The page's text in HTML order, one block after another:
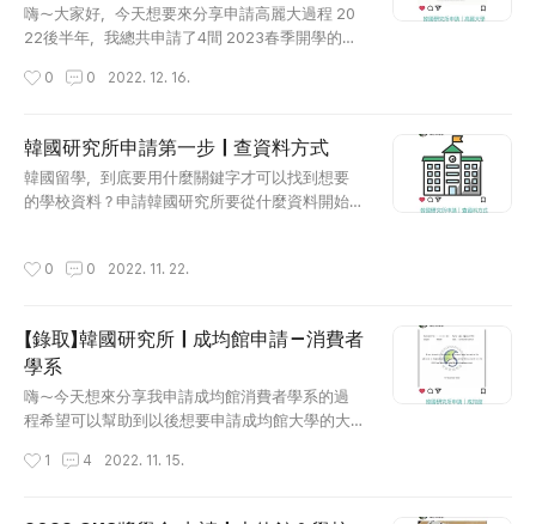
교 국제학생팀,국제학생팀 isa.ewha.ac.kr 梨花女大公
告的頁面把整個從申請到入學的過程都寫得很詳
成申請！ 不過不得不說，梨花真的是我申請過的
之前可以再多考慮一下下（如果荷包夠深就沒有
這個煩惱了（？ 然後下面是梨花申請的簡章下載
連結，裡面共有四種語言的版本（韓、英、中、
日） ..
嗨～大家好，今天想要來分享申請高麗大過程 20
22後半年，我總共申請了4間 2023春季開學的韓
花女大。 先在這邊說，我並沒有通過高麗大的申
享，大家可以斟酌參考～ 高麗大是這四間裡面，
最早需要繳交資料的學校， 同時也是唯一一間自
傳＆讀書計畫格式不拘的學校！ 所以今年8.9月的
時候我花了很多心力在準備申請高麗大的備審資
的資料不藏私公開～ 那就開始吧！（文長慎入
要求都不盡相同，所以大致參考看看就好） （雖
然我自己覺得我看起來應該是有相關的經歷的
(?)，但還是落選了嗚嗚） 政治大學心理系畢業，
輔系韓文 GPA 3.78/4.3 韓檢六級 多益900 系上實
驗室參與研究經歷，..
0 0 2022. 12. 16.
韓國研究所申請第一步｜查資料方式
韓國留學，到底要用什麼關鍵字才可以找到想要
的學校資料？申請韓國研究所要從什麼資料開始
所時遇到的一些搜尋困難 因為我覺得能在網路上
方法在我申請時找過的學校（首爾大、延世、高
麗、成均館、漢陽、梨花等等）都有效 如果大家
想找的學校不在這個清單裡面也可以試試看～ 🔎
怎麼在網路上找到該學校的入學簡章 （以下拿成
上學校名稱（英、韓文不限） 通常第一個結果會
0 0 2022. 11. 22.
【錄取】韓國研究所｜成均館申請－消費者
學系
嗨～今天想來分享我申請成均館消費者學系的過
程希望可以幫助到以後想要申請成均館大學的大
想申請的大家都可以順順利利！ 然後我最後是進
想知道有關於系上任何的消息也可以再跟我聯
1 4 2022. 11. 15.